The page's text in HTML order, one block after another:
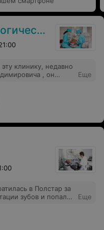
клинику, недавно
, он
спасибо!
Еще
в Полстар за
зубов и попала
его
Еще